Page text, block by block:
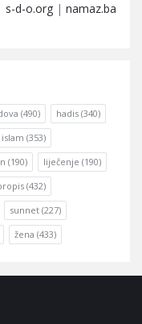
s-d-o.org | namaz.ba
(490) hadis (340)
islam (353)
(190) liječenje (190)
(432)
sunnet (227)
žena (433)